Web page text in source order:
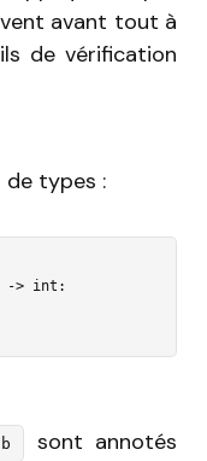
avant tout à
de vérification
de types :
-> int:
b
sont annotés